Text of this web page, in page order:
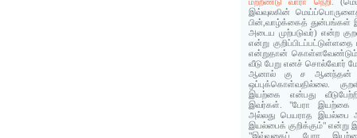
இவ்வுலகின்
பின்,வாழ்க்கைத் துன்பங்கள்
அடைய முற்படுவர்) என்ற
என்று குறிப்பிடப்பட்டுள்ளதை
என்றுதான்
வீடு பேறு எனச் சொல்வோர்
ஆனால் கு ச ஆனந்தன்
ஒப்புக்கொள்வதில்லை.
இயற்கை என்பது
இவர்கள். "பேரா இயற்கை
அல்லது பெயராத இயல்பை
இயல்பைக் குறிக்கும்" என்று
"இவ்வகைப் பேரா